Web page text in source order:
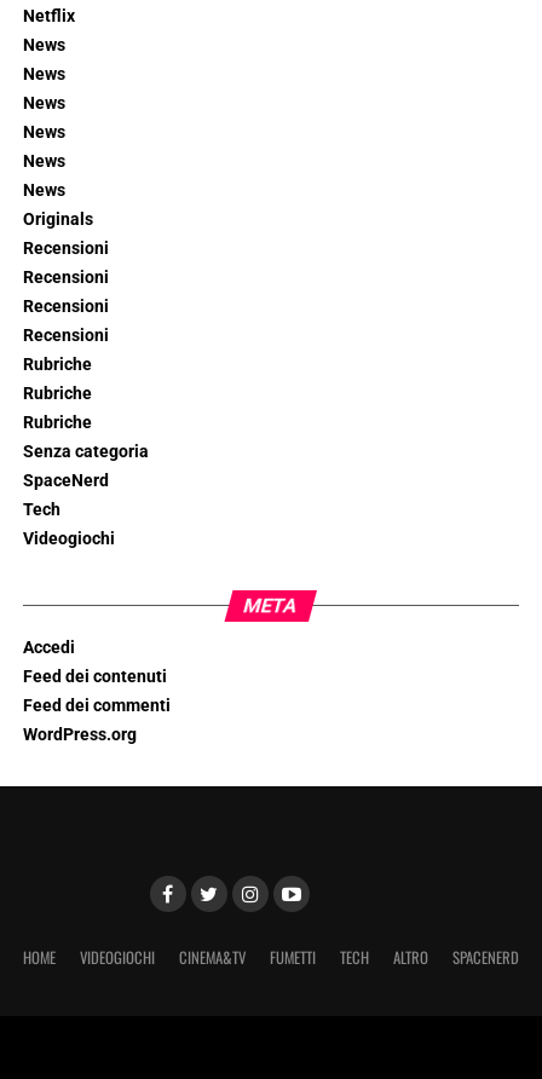
Netflix
News
News
News
News
News
News
Originals
Recensioni
Recensioni
Recensioni
Recensioni
Rubriche
Rubriche
Rubriche
Senza categoria
SpaceNerd
Tech
Videogiochi
META
Accedi
Feed dei contenuti
Feed dei commenti
WordPress.org
HOME VIDEOGIOCHI CINEMA&TV FUMETTI TECH ALTRO SPACENERD